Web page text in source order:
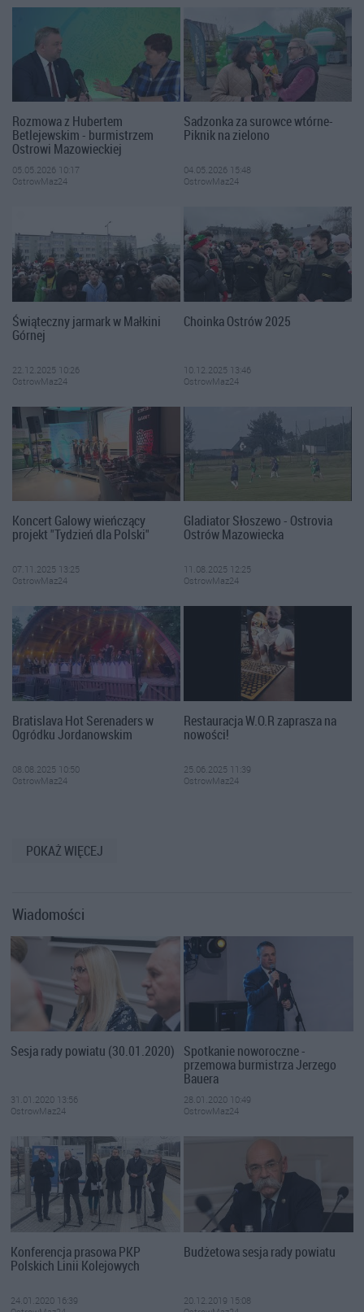
Rozmowa z Hubertem
Betlejewskim - burmistrzem
Ostrowi Mazowieckiej
05.05.2026 10:17
OstrowMaz24
Sadzonka za surowce wtórne-
Piknik na zielono
04.05.2026 15:48
OstrowMaz24
Świąteczny jarmark w Małkini
Górnej
22.12.2025 10:26
OstrowMaz24
Choinka Ostrów 2025
10.12.2025 13:46
OstrowMaz24
Koncert Galowy wieńczący
projekt "Tydzień dla Polski"
07.11.2025 13:25
OstrowMaz24
Gladiator Słoszewo - Ostrovia
Ostrów Mazowiecka
11.08.2025 12:25
OstrowMaz24
Bratislava Hot Serenaders w
Ogródku Jordanowskim
08.08.2025 10:50
OstrowMaz24
Restauracja W.O.R zaprasza na
nowości!
25.06.2025 11:39
OstrowMaz24
POKAŻ WIĘCEJ
Wiadomości
Sesja rady powiatu (30.01.2020)
31.01.2020 13:56
OstrowMaz24
Spotkanie noworoczne -
przemowa burmistrza Jerzego
Bauera
28.01.2020 10:49
OstrowMaz24
Konferencja prasowa PKP
Polskich Linii Kolejowych
24.01.2020 16:39
Budżetowa sesja rady powiatu
20.12.2019 15:08